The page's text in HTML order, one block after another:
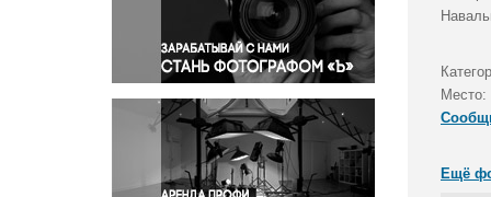
Правосудие
Происшествия и конфликты
Религия
Светская жизнь
Спорт
Экология
Экономика и бизнес
Место:
Ещё